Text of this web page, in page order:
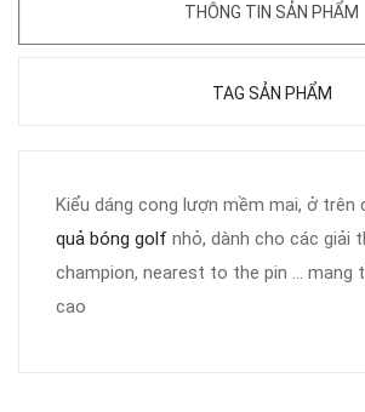
THÔNG TIN SẢN PHẨM
TAG SẢN PHẨM
Kiểu dáng cong lượn mềm mai, ở trên
quả bóng golf nhỏ, dành cho các giải
champion, nearest to the pin ... mang
cao